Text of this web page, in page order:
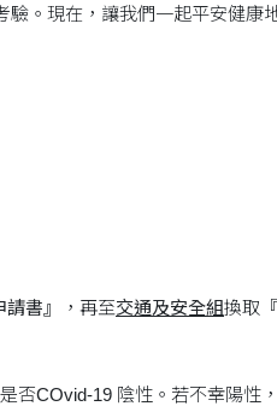
。現在，讓我們一起平安健康
書』 ，再至交通及安全組換取
否COvid-19 陰性。若不幸陽性